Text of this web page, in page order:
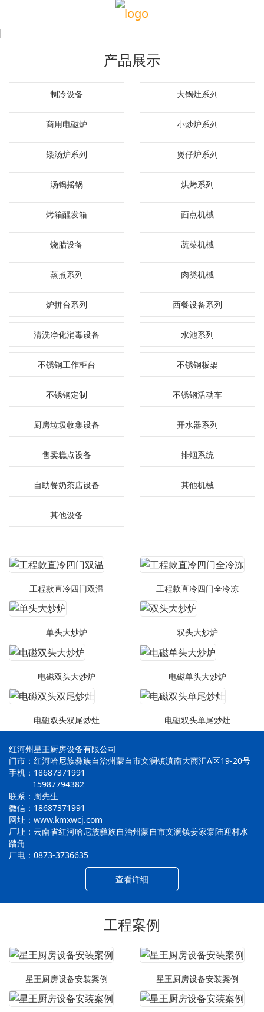
产品展示
制冷设备 大锅灶系列
商用电磁炉 小炒炉系列
矮汤炉系列 煲仔炉系列
汤锅摇锅 烘烤系列
烤箱醒发箱 面点机械
烧腊设备 蔬菜机械
蒸煮系列 肉类机械
炉拼台系列 西餐设备系列
清洗净化消毒设备 水池系列
不锈钢工作柜台 不锈钢板架
不锈钢定制 不锈钢活动车
厨房垃圾收集设备 开水器系列
售卖糕点设备 排烟系统
自助餐奶茶店设备 其他机械
其他设备
工程款直冷四门双温 工程款直冷四门全冷冻
单头大炒炉 双头大炒炉
电磁双头大炒炉 电磁单头大炒炉
电磁双头双尾炒灶 电磁双头单尾炒灶
红河州星王厨房设备有限公司
门市：红河哈尼族彝族自治州蒙自市文澜镇滇南大商汇A区19-20号
手机：18687371991
15987794382
联系：周先生
微信：18687371991
网址：www.kmxwcj.com
厂址：云南省红河哈尼族彝族自治州蒙自市文澜镇姜家寨陆迎村水
踏角
厂电：0873-3736635
查看详细
工程案例
星王厨房设备安装案例 星王厨房设备安装案例